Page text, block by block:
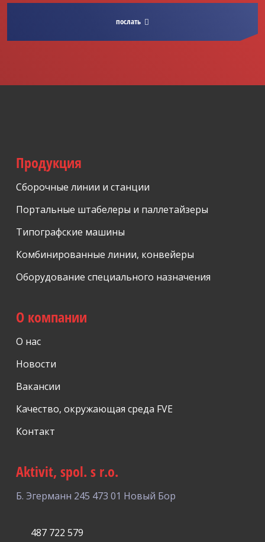
послать
быть
Продукция
Сборочные линии и станции
Портальные штабелеры и паллетайзеры
Типографские машины
Комбинированные линии, конвейеры
Оборудование специального назначения
О компании
О нас
Новости
Вакансии
Качество, окружающая среда FVE
Контакт
Aktivit, spol. s r.o.
Б. Эгерманн 245 473 01 Новый Бор
487 722 579